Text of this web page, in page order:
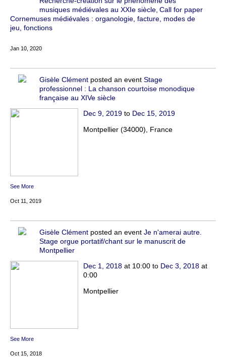
musiques médiévales au XXIe siècle Call for paper
Cornemuses médiévales : organologie, facture, modes de
jeu, fonctions
Jan 10, 2020
Gisèle Clément posted an event Stage
professionnel : La chanson courtoise monodique
française au XIVe siècle
Dec 9, 2019to Dec 15, 2019
Montpellier (34000), France
See More
Oct 11, 2019
Gisèle Clément posted an event Je n'amerai autre.
Stage orgue portatif/chant sur le manuscrit de
Montpellier
Dec 1, 2018at 10:00 to Dec 3, 2018at
0:00
Montpellier
See More
Oct 15, 2018